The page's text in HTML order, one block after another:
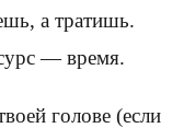
а тратишь.
— время.
голове (если